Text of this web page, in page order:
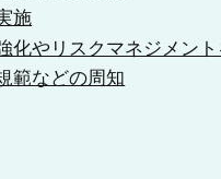
施
化やリスクマネジメン
範などの周知